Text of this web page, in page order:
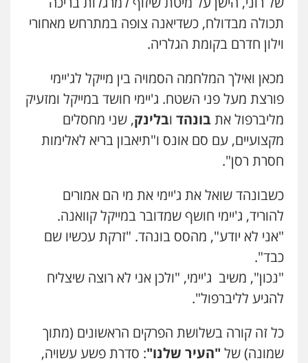
תכולה מבדולח, כשדיאנה צופה במתרחש מאחורי
וילון חדרם בקומת הגלריה.
מכאן ואילך המלחמה הסמויה בין מייקל לג'יימי
פורצת מעל פני השטח. ג'יימי חושד במייקל ומזעיק
מליברפול את בונהד ובלינק, שני מחסלים
מקצועיים, עם סם אונס ו"תיאבון בריא לאלימות
חסרת רסן".
כשבונהד שואל את ג'יימי את מי הם אמורים
להוריד, ג'יימי חושף שמדובר במייקל קוואנה.
"אני לא יודע", מהסס בונהד. "זרקת עכשיו שם
כבד".
"נכון", משיב ג'יימי, "ולכן אני לא רוצה שיצליח
להגיע לליברפול".
כל זה קורה בשלושת הפרקים הראשונים (מתוך
שמונה) של "העיר שלנו": סדרת פשע עשויה,